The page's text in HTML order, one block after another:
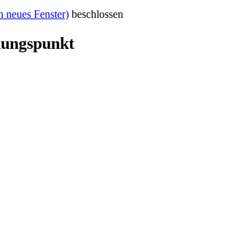
Fenster) beschlossen